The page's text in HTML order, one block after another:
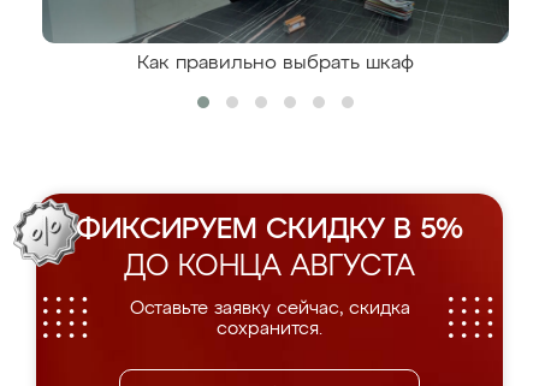
Как правильно выбрать шкаф
ФИКСИРУЕМ СКИДКУ В 5%
ДО КОНЦА АВГУСТА
Оставьте заявку сейчас, скидка
сохранится.